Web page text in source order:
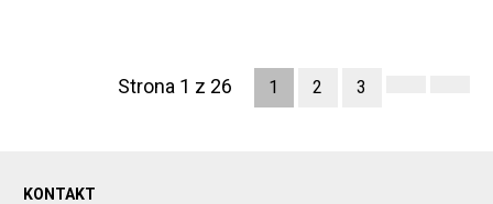
Strona 1 z 26 1 2 3
KONTAKT